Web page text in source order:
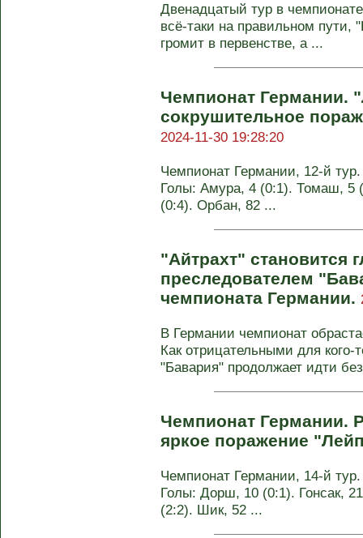
Двенадцатый тур в
всё-таки на правильном пути,
громит в первенстве, а ...
Чемпионат Германии.
сокрушительное
2024-11-30 19:28:20
Чемпионат Германии, 12-й
Голы: Амура, 4 (0:1). Томаш, 5
(0:4). Орбан, 82 ...
"Айтрахт" становится
преследователем
чемпионата Германии.
В Германии чемпионат
Как отрицательными для
"Бавария" продолжает идти
Чемпионат Германии.
яркое поражение
Чемпионат Германии, 14-й
Голы: Дорш, 10 (0:1). Гонсак,
(2:2). Шик, 52 ...